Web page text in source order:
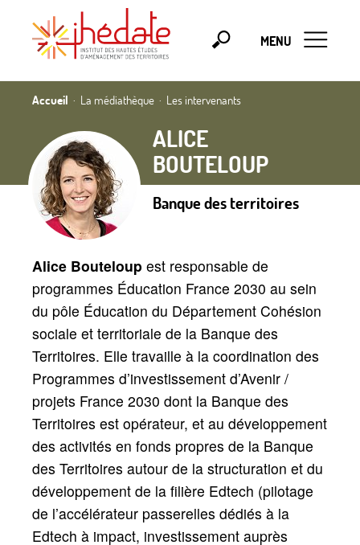
MENU
Accueil La médiathèque Les intervenants
ALICE
BOUTELOUP
Banque des territoires
Alice Bouteloup est responsable de
programmes Éducation France 2030 au sein
du pôle Éducation du Département Cohésion
sociale et territoriale de la Banque des
Territoires. Elle travaille à la coordination des
Programmes d’investissement d’Avenir /
projets France 2030 dont la Banque des
Territoires est opérateur, et au développement
des activités en fonds propres de la Banque
des Territoires autour de la structuration et du
développement de la filière Edtech (pilotage
de l’accélérateur passerelles dédiés à la
Edtech à impact, investissement auprès